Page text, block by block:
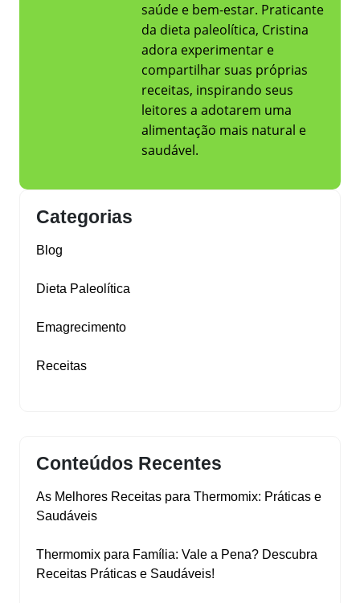
saúde e bem-estar. Praticante
da dieta paleolítica, Cristina
adora experimentar e
compartilhar suas próprias
receitas, inspirando seus
leitores a adotarem uma
alimentação mais natural e
saudável.
Categorias
Blog
Dieta Paleolítica
Emagrecimento
Receitas
Conteúdos Recentes
As Melhores Receitas para Thermomix: Práticas e
Saudáveis
Thermomix para Família: Vale a Pena? Descubra
Receitas Práticas e Saudáveis!